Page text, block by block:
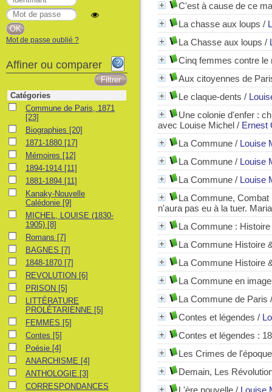
C'est à cause de ce
La chasse aux loups /
La Chasse aux loups /
Cinq femmes contre le
Aux citoyennes de
Le claque-dents /
Une colonie d'enfer :
avec Louise Michel / Ernest
La Commune / Louise
La Commune / Louise
La Commune / Louise
La Commune,
n'aura pas eu à la tuer.
La Commune :
La Commune Histoire
La Commune Histoire
La Commune en
La Commune de Paris
Contes et légendes /
Contes et légendes :
Les Crimes de l'époque
Demain, Les
L'ère nouvelle / Louise
Mot de passe oublié ?
Affiner ou comparer
Catégories
Commune de Paris, 1871
Commune de Paris, 1871
[23]
Biographies
Biographies [20]
1871-18801871-1880 [17]
MémoiresMémoires [12]
1894-19141894-1914 [11]
1881-18941881-1894 [11]
Kanaky-Nouvelle Calédonie
Kanaky-Nouvelle
Calédonie [9]
MICHEL, LOUISE (1830-1905)
MICHEL, LOUISE (1830-
1905) [8]
RomansRomans [7]
BAGNESBAGNES [7]
1848-18701848-1870 [7]
REVOLUTION
REVOLUTION [6]
PRISONPRISON [5]
LITTÉRATURE PROLÉTARIENNE
LITTÉRATURE
PROLÉTARIENNE [5]
FEMMESFEMMES [5]
ContesContes [5]
PoésiePoésie [4]
ANARCHISME
ANARCHISME [4]
ANTHOLOGIE
ANTHOLOGIE [3]
CORRESPONDANCES
CORRESPONDANCES